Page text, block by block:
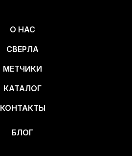
О НАС
СВЕРЛА
МЕТЧИКИ
КАТАЛОГ
КОНТАКТЫ
БЛОГ